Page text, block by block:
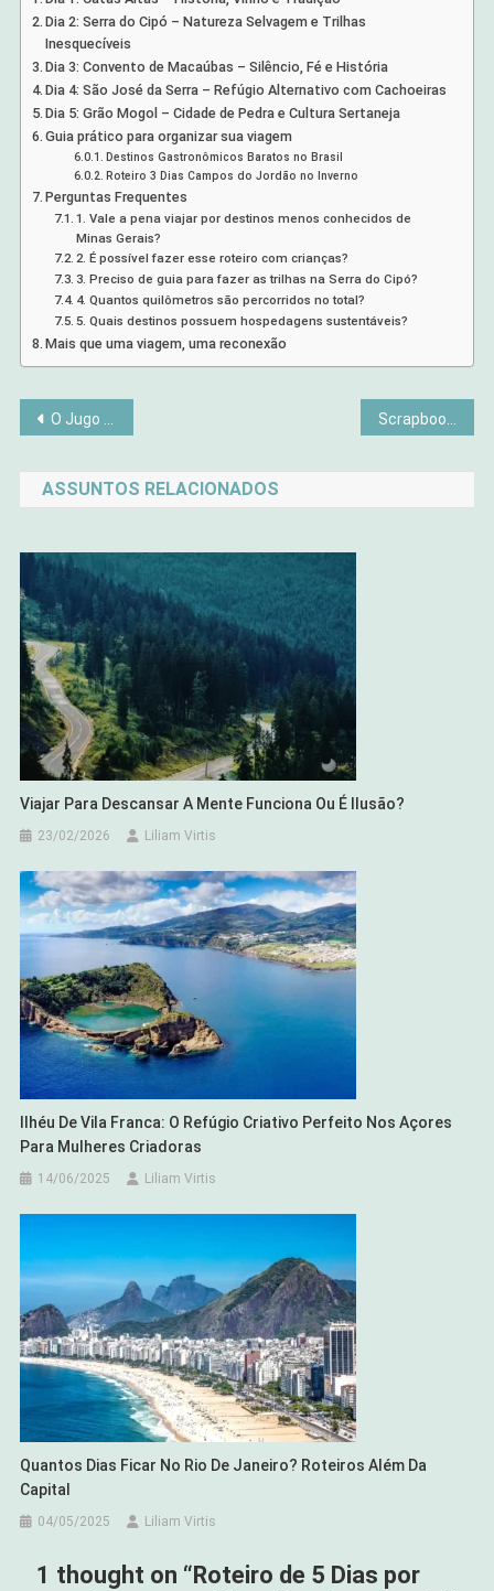
Dia 2: Serra do Cipó – Natureza Selvagem e Trilhas
Inesquecíveis
Dia 3: Convento de Macaúbas – Silêncio, Fé e História
Dia 4: São José da Serra – Refúgio Alternativo com Cachoeiras
Dia 5: Grão Mogol – Cidade de Pedra e Cultura Sertaneja
Guia prático para organizar sua viagem
Destinos Gastronômicos Baratos no Brasil
Roteiro 3 Dias Campos do Jordão no Inverno
Perguntas Frequentes
1. Vale a pena viajar por destinos menos conhecidos de
Minas Gerais?
2. É possível fazer esse roteiro com crianças?
3. Preciso de guia para fazer as trilhas na Serra do Cipó?
4. Quantos quilômetros são percorridos no total?
5. Quais destinos possuem hospedagens sustentáveis?
Mais que uma viagem, uma reconexão
Navegação
de
Post
O Jugo Leve: O Fardo da Vida é Pesado ou Leve? Scrapbook Digital ou Manual: Qual Vale Mais a Pena Para Suas Memórias?
ASSUNTOS RELACIONADOS
Viajar Para Descansar A Mente Funciona Ou É Ilusão?
23/02/2026 Liliam Virtis
Ilhéu De Vila Franca: O Refúgio Criativo Perfeito Nos Açores
Para Mulheres Criadoras
14/06/2025 Liliam Virtis
Quantos Dias Ficar No Rio De Janeiro? Roteiros Além Da
Capital
04/05/2025 Liliam Virtis
1 thought on “ Roteiro de 5 Dias por